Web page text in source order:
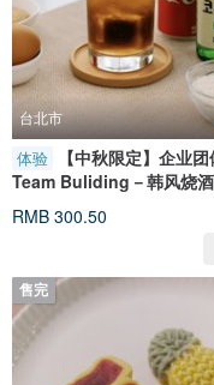
台北市
体验
【中秋限定】企业
Team Buliding－韩风烧
RMB 300.50
售完